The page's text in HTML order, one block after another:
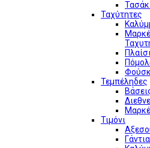
Ταχύτητες
Τεμπέληδες
Τιμόνι